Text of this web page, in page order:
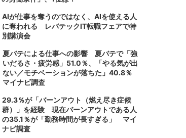
AIが仕事を奪うのではなく、AIを使える人
に奪われる レバテックIT転職フェアで特
別講演会
夏バテによる仕事への影響 夏バテで「強
いだるさ・疲労感」51.0％、「やる気が出
ない／モチベーションが落ちた」40.8％
マイナビ調査
29.3％が「バーンアウト（燃え尽き症候
群）」を経験 現在バーンアウトである人
の35.1％が「勤務時間が長すぎる」 マイ
ナビ調査